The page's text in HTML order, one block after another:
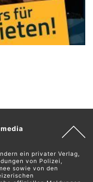
ein privater Verlag,
von Polizei,
sowie von den